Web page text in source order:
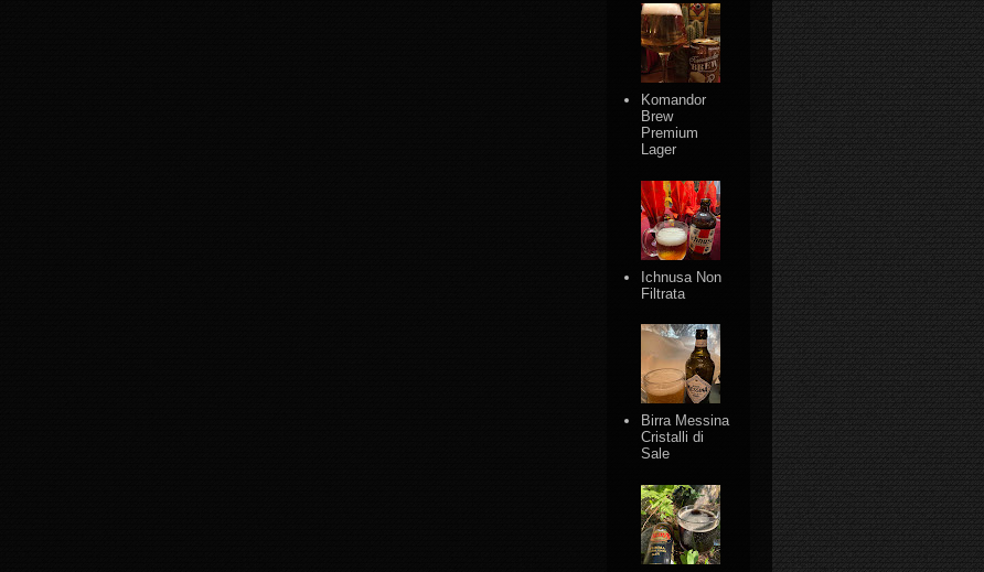
Komandor
Brew
Premium
Lager
Ichnusa Non
Filtrata
Birra Messina
Cristalli di
Sale